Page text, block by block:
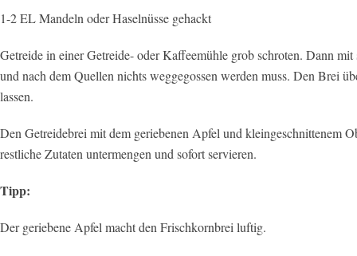
1-2 EL Mandeln oder Haselnüsse gehackt
Getreide in einer Getreide- oder Kaffeemühle grob schroten. Dann
und nach dem Quellen nichts weggegossen werden muss. Den Brei
lassen.
Den Getreidebrei mit dem geriebenen Apfel und kleingeschnittenem
restliche Zutaten untermengen und sofort servieren.
Tipp:
Der geriebene Apfel macht den Frischkornbrei luftig.